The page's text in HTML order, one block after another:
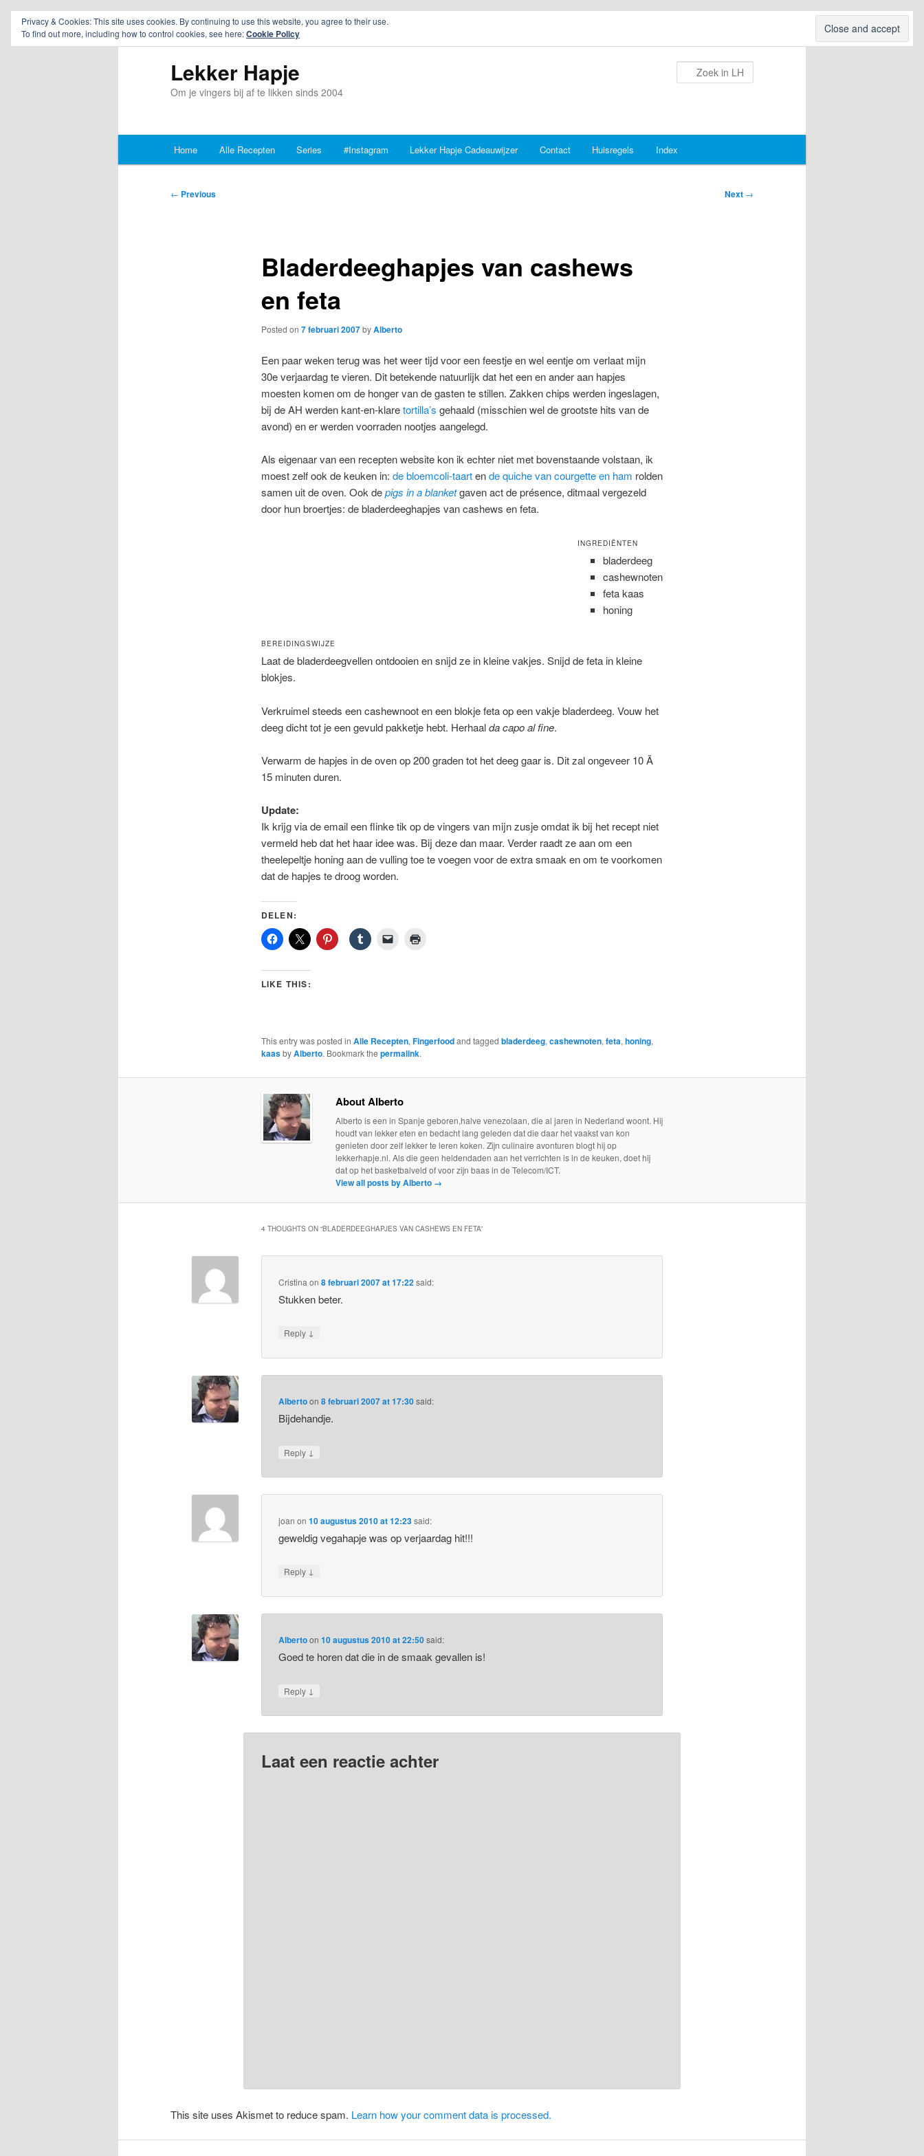
Lekker Hapje
Om je vingers bij af te likken sinds 2004
Skip
Skip
Home Alle Recepten Series #Instagram Lekker Hapje Cadeauwijzer Contact Huisregels Index
Post
← Previous Next →
Bladerdeeghapjes van cashews
en feta
Posted on 7 februari 2007byAlberto
Een paar weken terug was het weer tijd voor een feestje en wel eentje om verlaat mijn
30e verjaardag te vieren. Dit betekende natuurlijk dat het een en ander aan hapjes
moesten komen om de honger van de gasten te stillen. Zakken chips werden ingeslagen,
bij de AH werden kant-en-klaretortilla’s gehaald (misschien wel de grootste hits van de
avond) en er werden voorraden nootjes aangelegd.
Als eigenaar van een recepten website kon ik echter niet met bovenstaande volstaan, ik
moest zelf ook de keuken in: de bloemcoli-taartende quiche van courgette en ham rolden
samen uit de oven. Ook depigs in a blanketgaven act de présence, ditmaal vergezeld
door hun broertjes: de bladerdeeghapjes van cashews en feta.
INGREDIËNTEN
bladerdeeg
cashewnoten
feta kaas
honing
BEREIDINGSWIJZE
Laat de bladerdeegvellen ontdooien en snijd ze in kleine vakjes. Snijd de feta in kleine
blokjes.
Verkruimel steeds een cashewnoot en een blokje feta op een vakje bladerdeeg. Vouw het
deeg dicht tot je een gevuld pakketje hebt. Herhaalda capo al fine.
Verwarm de hapjes in de oven op 200 graden tot het deeg gaar is. Dit zal ongeveer 10 Ã
15 minuten duren.
Update:
Ik krijg via de email een flinke tik op de vingers van mijn zusje omdat ik bij het recept niet
vermeld heb dat het haar idee was. Bij deze dan maar. Verder raadt ze aan om een
theelepeltje honing aan de vulling toe te voegen voor de extra smaak en om te voorkomen
dat de hapjes te droog worden.
DELEN:
LIKE THIS:
This entry was posted in Alle Recepten, Fingerfoodand tagged bladerdeeg, cashewnoten, feta, honing,
kaasbyAlberto. Bookmark the permalink.
About Alberto
Alberto is een in Spanje geboren,halve venezolaan, die al jaren in Nederland woont. Hij
houdt van lekker eten en bedacht lang geleden dat die daar het vaakst van kon
genieten door zelf lekker te leren koken. Zijn culinaire avonturen blogt hij op
lekkerhapje.nl. Als die geen heldendaden aan het verrichten is in de keuken, doet hij
dat op het basketbalveld of voor zijn baas in de Telecom/ICT.
View all posts by Alberto →
4 THOUGHTS ON “BLADERDEEGHAPJES VAN CASHEWS EN FETA”
Cristina on8 februari 2007 at 17:22said:
Stukken beter.
Reply ↓
Albertoon8 februari 2007 at 17:30said:
Bijdehandje.
Reply ↓
joan on10 augustus 2010 at 12:23said:
geweldig vegahapje was op verjaardag hit!!!
Reply ↓
Albertoon10 augustus 2010 at 22:50said:
Goed te horen dat die in de smaak gevallen is!
Reply ↓
Laat een reactie achter
This site uses Akismet to reduce spam. Learn how your comment data is processed.
Privacy & Cookies: This site uses cookies. By continuing to use this website, you agree to their use.
To find out more, including how to control cookies, see here:Cookie Policy